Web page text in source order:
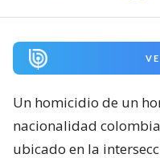
Un homicidio de un
nacionalidad
ubicado en la